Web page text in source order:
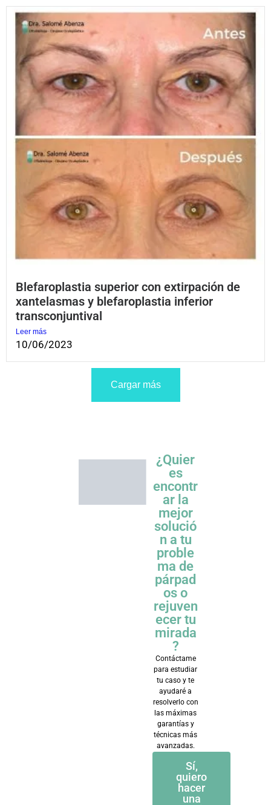
Blefaroplastia superior con extirpación de
xantelasmas y blefaroplastia inferior
transconjuntival
Leer más
10/06/2023
Cargar más
¿Quier
es
encontr
ar la
mejor
solució
n a tu
proble
ma de
párpad
os o
rejuven
ecer tu
mirada
?
Contáctame
para estudiar
tu caso y te
ayudaré a
resolverlo con
las máximas
garantías y
técnicas más
avanzadas.
Sí,
quiero
hacer
una